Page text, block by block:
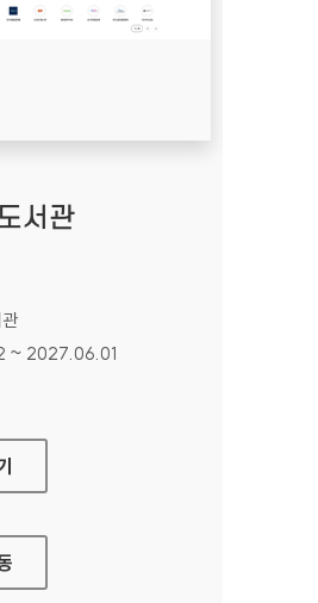
서관
~ 2027.06.01
서관